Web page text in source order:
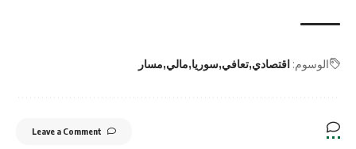
الوسوم: اقتصادي تعافي سوريا مالي مسار
Leave a Comment